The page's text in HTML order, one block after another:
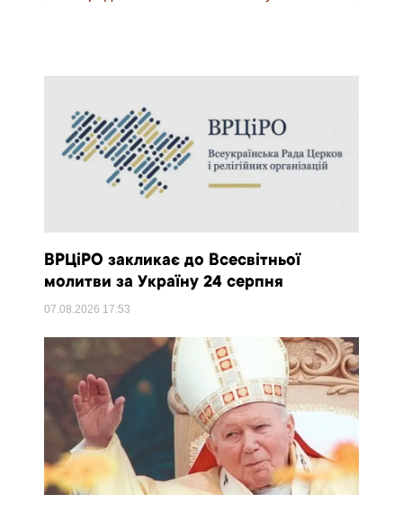
ВРЦіРО закликає до Всесвітньої
молитви за Україну 24 серпня
07.08.2026 17:53